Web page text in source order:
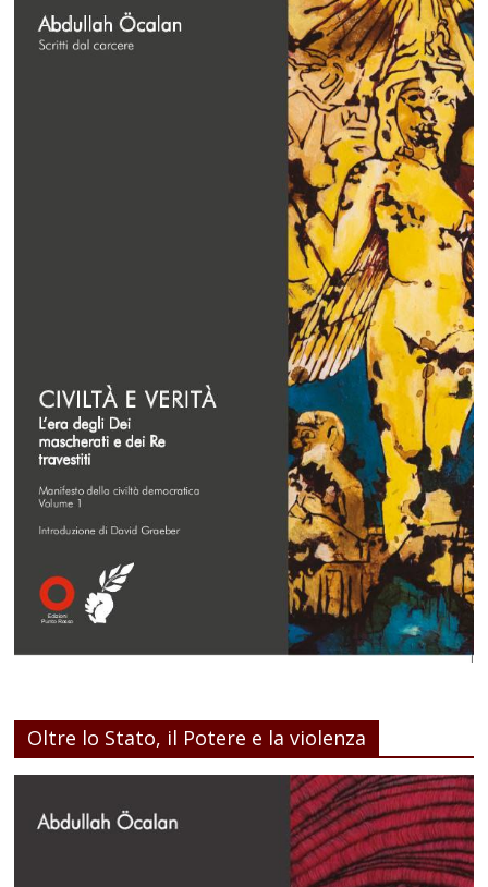
Oltre lo Stato, il Potere e la violenza